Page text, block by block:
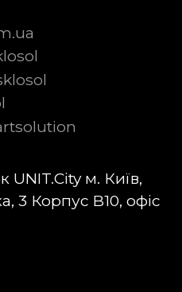
UNIT.City м. Київ,
3 Корпус B10, офіс